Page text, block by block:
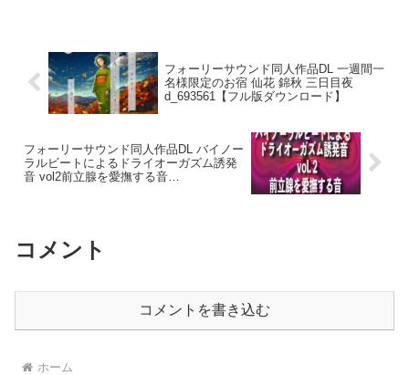
スさせることを意識しながら音を聴き流
してください。呼吸に合わせてPC筋を収
縮させる運動を繰り返すとより効果が期
せず、ただ自然に音を聴き流し、体に起
こる些細な変化に意識を向けてくださ
い。本作品を使用前にアダルト動画など
で気持ちを高める場合は、女性がイク瞬
間の全身の筋肉の収縮に注意してみると
率が高いと思います。呼吸とPC筋の収縮
運動を繰り返していると腰のあたりが重
くなるような感覚を得るかと思いますが
そこまでいけば後一歩です。 自分の意思
（全ページフルカラー）総ページ数:250
枚画像形式:JPEG（全て縦画像）解像
度:2688×4032px（スケールアップ済）
【注意事項】本作品はAI生成画像
す一部に描写崩れ・不自然な部分が含ま
れる可能性があります全キャラクターは
20歳以上の成人女性として描写していま
す登場人物・名称等はすべてフィクショ
ンです性的描写が含まれるため18歳未満
フォーリーサウンド同人作品DL 一週間一
名様限定のお宿 仙花 錦秋 三日目夜
d_693561【フル版ダウンロード】
フォーリーサウンド同人作品DL バイノー
ラルビートによるドライオーガズム誘発
音 vol2前立腺を愛撫する音
コメント
コメントを書き込む
ホーム